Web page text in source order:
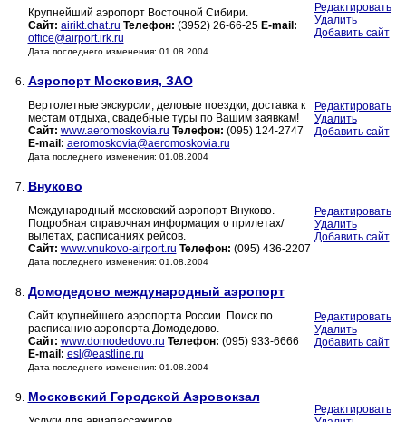
Крупнейший аэропорт Восточной Сибири.
Сайт: airikt.chat.ru Телефон: (3952) 26-66-25 E-mail:
office@airport.irk.ru
Дата последнего изменения: 01.08.2004
Редактировать
Удалить
Добавить сайт
6. Аэропорт Московия, ЗАО
Вертолетные экскурсии, деловые поездки, доставка к
местам отдыха, свадебные туры по Вашим заявкам!
Сайт: www.aeromoskovia.ru Телефон: (095) 124-2747
E-mail: aeromoskovia@aeromoskovia.ru
Дата последнего изменения: 01.08.2004
Редактировать
Удалить
Добавить сайт
7. Внуково
Международный московский аэропорт Внуково.
Подробная справочная информация о прилетах/
вылетах, расписаниях рейсов.
Сайт: www.vnukovo-airport.ru Телефон: (095) 436-2207
Дата последнего изменения: 01.08.2004
Редактировать
Удалить
Добавить сайт
8. Домодедово международный аэропорт
Сайт крупнейшего аэропорта России. Поиск по
расписанию аэропорта Домодедово.
Сайт: www.domodedovo.ru Телефон: (095) 933-6666
E-mail: esl@eastline.ru
Дата последнего изменения: 01.08.2004
Редактировать
Удалить
Добавить сайт
9. Московский Городской Аэровокзал
Редактировать